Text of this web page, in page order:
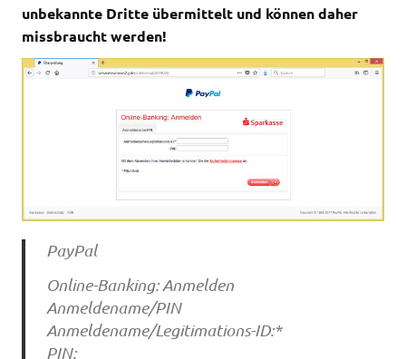
unbekannte Dritte übermittelt und können daher
missbraucht werden!
PayPal
Online-Banking: Anmelden
Anmeldename/PIN
Anmeldename/Legitimations-ID:*
PIN: